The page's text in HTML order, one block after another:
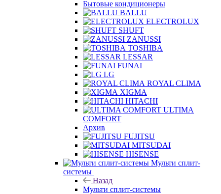
Бытовые кондиционеры
BALLU
ELECTROLUX
SHUFT
ZANUSSI
TOSHIBA
LESSAR
FUNAI
LG
ROYAL CLIMA
XIGMA
HITACHI
ULTIMA
COMFORT
Архив
FUJITSU
MITSUDAI
HISENSE
Мульти сплит-
системы
Назад
Мульти сплит-системы